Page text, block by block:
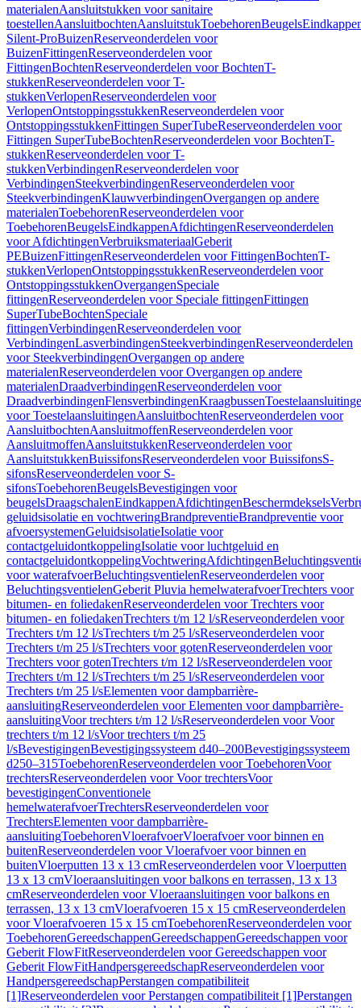
materialenAansluitstukken voor sanitaire
toestellenAansluitbochtenAansluitstukToebehorenBeugels
Silent-ProBuizenReserveonderdelen voor
BuizenFittingenReserveonderdelen voor
FittingenBochtenReserveonderdelen voor BochtenT-
stukkenReserveonderdelen voor T-
stukkenVerlopenReserveonderdelen voor
VerlopenOntstoppingsstukkenReserveonderdelen voor
OntstoppingsstukkenFittingen SuperTubeReserveonderdelen voor
Fittingen SuperTubeBochtenReserveonderdelen voor BochtenT-
stukkenReserveonderdelen voor T-
stukkenVerbindingenReserveonderdelen voor
VerbindingenSteekverbindingenReserveonderdelen voor
SteekverbindingenKlauwverbindingenOvergangen op andere
materialenToebehorenReserveonderdelen voor
ToebehorenBeugelsEindkappenAfdichtingenReserveonderdelen
voor AfdichtingenVerbruiksmateriaalGeberit
PEBuizenFittingenReserveonderdelen voor FittingenBochtenT-
stukkenVerlopenOntstoppingsstukkenReserveonderdelen voor
OntstoppingsstukkenOvergangenSpeciale
fittingenReserveonderdelen voor Speciale fittingenFittingen
SuperTubeBochtenSpeciale
fittingenVerbindingenReserveonderdelen voor
VerbindingenLasverbindingenSteekverbindingenReserveonderdelen
voor SteekverbindingenOvergangen op andere
materialenReserveonderdelen voor Overgangen op andere
materialenDraadverbindingenReserveonderdelen voor
DraadverbindingenFlensverbindingenKraagbussen
voor ToestelaansluitingenAansluitbochtenReserveonderdelen voor
AansluitbochtenAansluitmoffenReserveonderdelen voor
AansluitmoffenAansluitstukkenReserveonderdelen voor
AansluitstukkenBuissifonsReserveonderdelen voor BuissifonsS-
sifonsReserveonderdelen voor S-
sifonsToebehorenBeugelsBevestigingen voor
beugelsDraagschalenEindkappenAfdichtingenBeschermdeksels
geluidsisolatie en vochtweringBrandpreventieBrandpreventie voor
afvoersystemenGeluidsisolatieIsolatie voor
contactgeluidontkoppelingIsolatie voor luchtgeluid en
contactgeluidontkoppelingVochtweringAfdichtingen
voor waterafvoerBeluchtingsventielenReserveonderdelen voor
BeluchtingsventielenGeberit Pluvia hemelwaterafvoerTrechters voor
bitumen- en foliedakenReserveonderdelen voor Trechters voor
bitumen- en foliedakenTrechters t/m 12 l/sReserveonderdelen voor
Trechters t/m 12 l/sTrechters t/m 25 l/sReserveonderdelen voor
Trechters t/m 25 l/sTrechters voor gotenReserveonderdelen voor
Trechters voor gotenTrechters t/m 12 l/sReserveonderdelen voor
Trechters t/m 12 l/sTrechters t/m 25 l/sReserveonderdelen voor
Trechters t/m 25 l/sElementen voor dampbarrière-
aansluitingReserveonderdelen voor Elementen voor dampbarrière-
aansluitingVoor trechters t/m 12 l/sReserveonderdelen voor Voor
trechters t/m 12 l/sVoor trechters t/m 25
l/sBevestigingenBevestigingssysteem d40–200Bevestigingssysteem
d250–315ToebehorenReserveonderdelen voor ToebehorenVoor
trechtersReserveonderdelen voor Voor trechtersVoor
bevestigingenConventionele
hemelwaterafvoerTrechtersReserveonderdelen voor
TrechtersElementen voor dampbarrière-
aansluitingToebehorenVloerafvoerVloerafvoer voor binnen en
buitenReserveonderdelen voor Vloerafvoer voor binnen en
buitenVloerputten 13 x 13 cmReserveonderdelen voor Vloerputten
13 x 13 cmVloeraansluitingen voor balkons en terrassen, 13 x 13
cmReserveonderdelen voor Vloeraansluitingen voor balkons en
terrassen, 13 x 13 cmVloerafvoeren 15 x 15 cmReserveonderdelen
voor Vloerafvoeren 15 x 15 cmToebehorenReserveonderdelen voor
ToebehorenGereedschappenGereedschappenGereedschappen voor
Geberit FlowFitReserveonderdelen voor Gereedschappen voor
Geberit FlowFitHandpersgereedschapReserveonderdelen voor
HandpersgereedschapPerstangen compatibiliteit
[1]Reserveonderdelen voor Perstangen compatibiliteit [1]Perstangen